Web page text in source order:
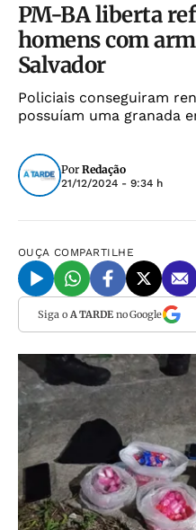
PM-BA liberta
homens com
Salvador
Policiais conseguiram
possuíam uma granada
Por Redação
21/12/2024 - 9:34 h
OUÇA COMPARTILHE
Siga o A TARDEno Google